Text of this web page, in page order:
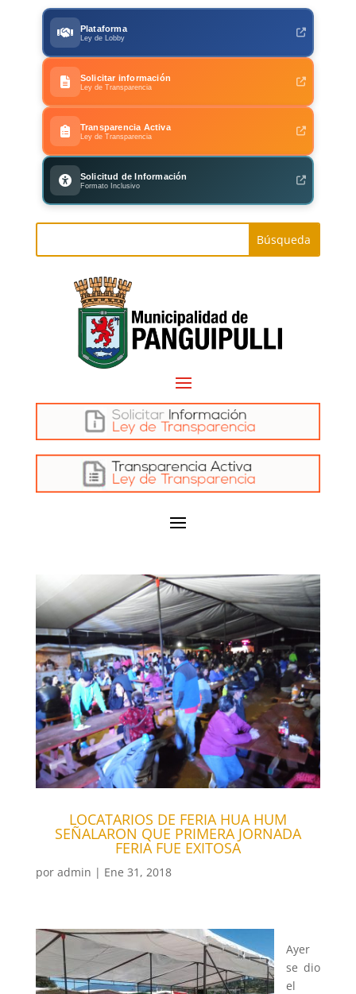
Plataforma
Ley de Lobby
Solicitar información
Ley de Transparencia
Transparencia Activa
Ley de Transparencia
Solicitud de Información
Formato Inclusivo
LOCATARIOS DE FERIA HUA HUM
SEÑALARON QUE PRIMERA JORNADA
FERIA FUE EXITOSA
por admin | Ene 31, 2018
Ayer
se dio
el